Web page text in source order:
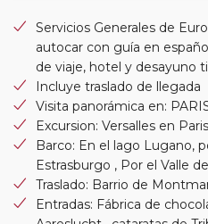
Servicios Generales de
autocar con guía en
de viaje, hotel y desayuno
Incluye traslado de llegada
Visita panorámica en:
Excursion: Versalles en
Barco: En el lago Lugano,
Estrasburgo , Por el Valle
Traslado: Barrio de
Entradas: Fábrica de